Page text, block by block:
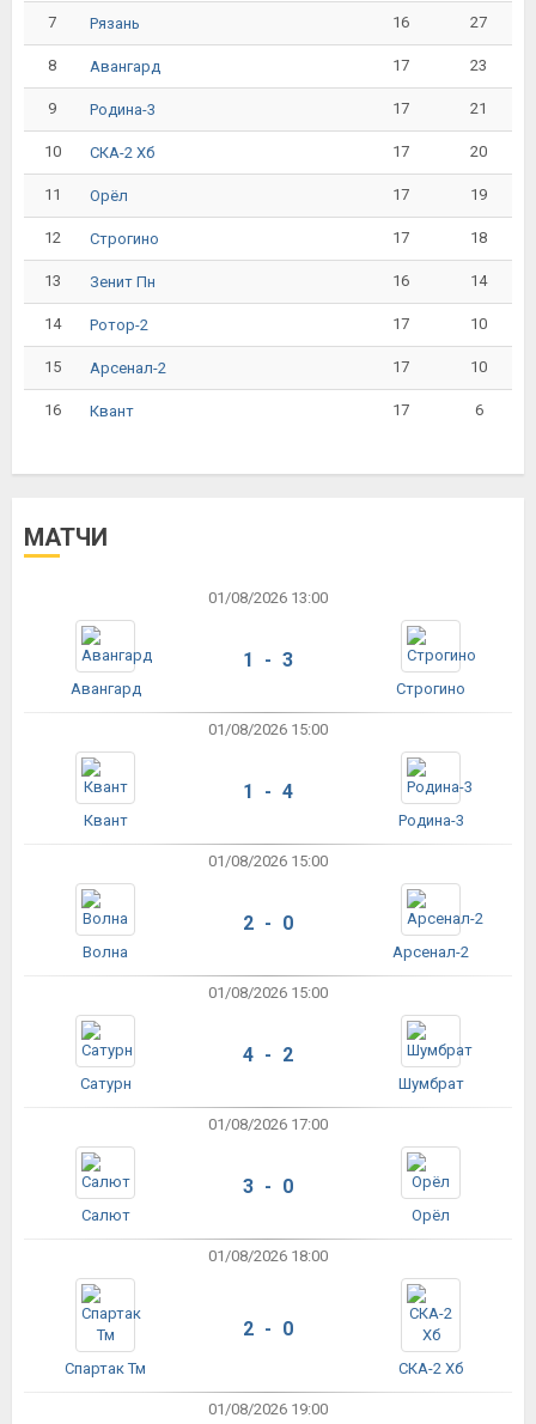
7 Рязань 16 27
8 Авангард 17 23
9 Родина-3 17 21
10 СКА-2 Хб 17 20
11 Орёл 17 19
12 Строгино 17 18
13 Зенит Пн 16 14
14 Ротор-2 17 10
15 Арсенал-2 17 10
16 Квант 17 6
МАТЧИ
01/08/2026 13:00
Авангард
1 - 3
Строгино
01/08/2026 15:00
Квант
1 - 4
Родина-3
01/08/2026 15:00
Волна
2 - 0
Арсенал-2
01/08/2026 15:00
Сатурн
4 - 2
Шумбрат
01/08/2026 17:00
Салют
3 - 0
Орёл
01/08/2026 18:00
Спартак Тм
2 - 0
СКА-2 Хб
01/08/2026 19:00